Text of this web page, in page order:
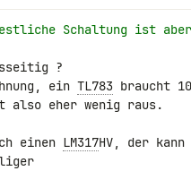
Schaltung ist
?
ein TL783 braucht
also eher wenig raus.
einen LM317HV, der